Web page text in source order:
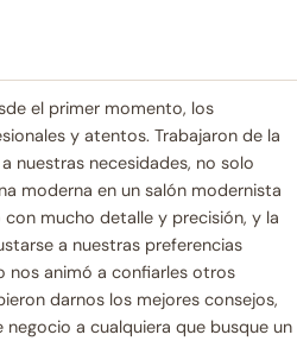
el primer momento, los
y atentos. Trabajaron de la
nuestras necesidades, no solo
moderna en un salón modernista
mucho detalle y precisión, y la
a nuestras preferencias
nos animó a confiarles otros
darnos los mejores consejos,
a cualquiera que busque un